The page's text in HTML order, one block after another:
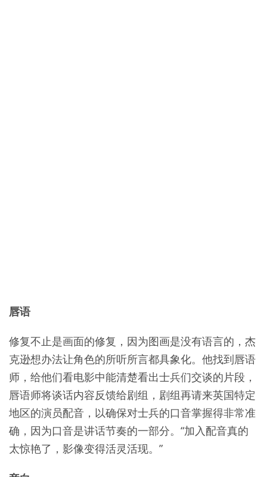
唇语
修复不止是画面的修复，因为图画是没有语言的，杰
克逊想办法让角色的所听所言都具象化。他找到唇语
师，给他们看电影中能清楚看出士兵们交谈的片段，
唇语师将谈话内容反馈给剧组，剧组再请来英国特定
地区的演员配音，以确保对士兵的口音掌握得非常准
确，因为口音是讲话节奏的一部分。“加入配音真的
太惊艳了，影像变得活灵活现。”